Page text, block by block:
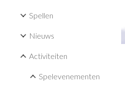
Spellen
Nieuws
Activiteiten
Spelevenementen